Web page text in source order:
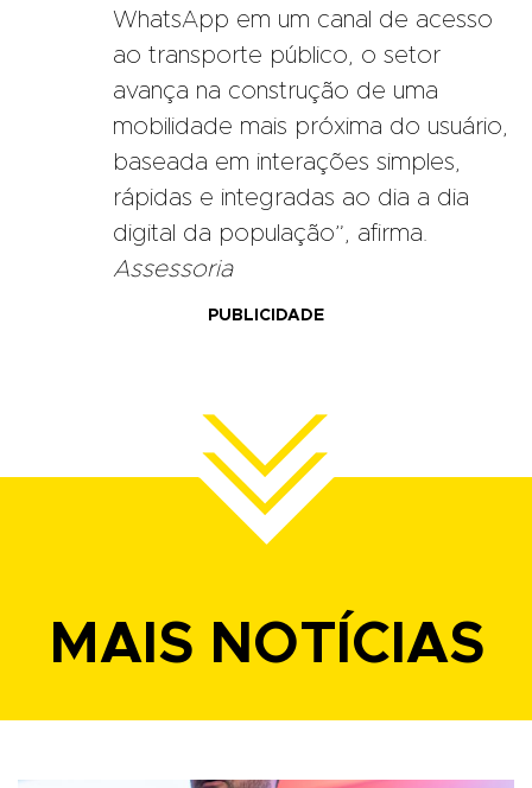
WhatsApp em um canal de acesso
ao transporte público, o setor
avança na construção de uma
mobilidade mais próxima do usuário,
baseada em interações simples,
rápidas e integradas ao dia a dia
digital da população”, afirma.
Assessoria
PUBLICIDADE
MAIS NOTÍCIAS